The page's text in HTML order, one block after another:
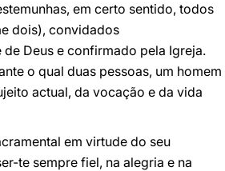
em certo sentido, todos
dois), convidados
Deus e confirmado pela Igreja.
o qual duas pessoas, um homem
actual, da vocação e da vida
em virtude do seu
te sempre fiel, na alegria e na